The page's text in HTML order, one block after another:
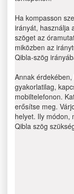
Ha kompasson
irányát, használja
szöget az
miközben az
Qibla-szög
Annak
gyakorlatilag,
mobiltelefonon.
erősítse meg.
helyet. Ily módon,
Qibla szög